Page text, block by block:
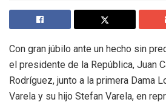
Con gran júbilo ante un hecho sin
el presidente de la República, Juan
Rodríguez, junto a la primera Dama
Varela y su hijo Stefan Varela, en